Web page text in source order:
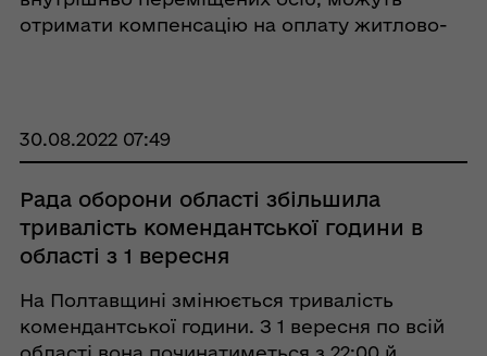
отримати компенсацію на оплату житлово-
30.08.2022 07:49
Рада оборони області збільшила
тривалість комендантської години в
області з 1 вересня
На Полтавщині змінюється тривалість
комендантської години. З 1 вересня по всій
області вона починатиметься з 22:00 й